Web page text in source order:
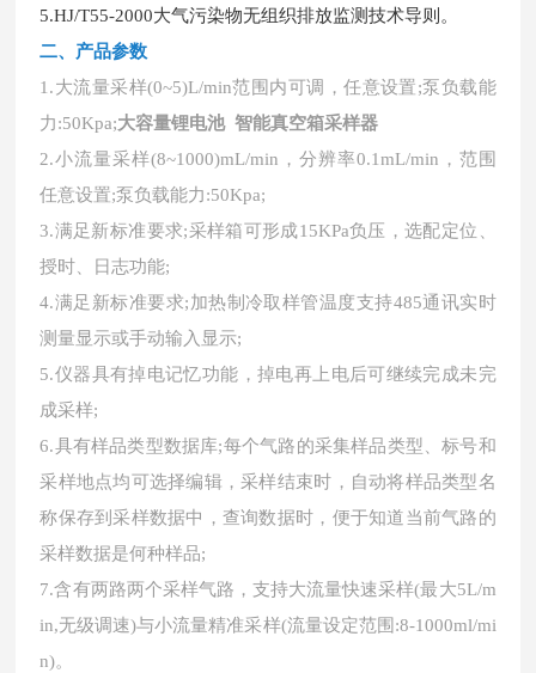
5.HJ/T55-2000大气污染物无组织排放监测技术导则。
二、 产品参数
1.大流量采样(0~5)L/min范围内可调，任意设置;泵负载能
力:50Kpa;大容量锂电池 智能真空箱采样器
2.小流量采样(8~1000)mL/min，分辨率0.1mL/min，范围
任意设置;泵负载能力:50Kpa;
3.满足新标准要求;采样箱可形成15KPa负压，选配定位、
授时、日志功能;
4.满足新标准要求;加热制冷取样管温度支持485通讯实时
测量显示或手动输入显示;
5.仪器具有掉电记忆功能，掉电再上电后可继续完成未完
成采样;
6.具有样品类型数据库;每个气路的采集样品类型、标号和
采样地点均可选择编辑，采样结束时，自动将样品类型名
称保存到采样数据中，查询数据时，便于知道当前气路的
采样数据是何种样品;
7.含有两路两个采样气路，支持大流量快速采样(最大5L/m
in,无级调速)与小流量精准采样(流量设定范围:8-1000ml/mi
n)。